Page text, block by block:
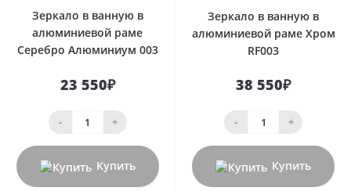
Зеркало в ванную в
алюминиевой раме
Серебро Алюминиум 003
23 550₽
- +
Купить
Зеркало в ванную в
алюминиевой раме Хром
RF003
38 550₽
- +
Купить